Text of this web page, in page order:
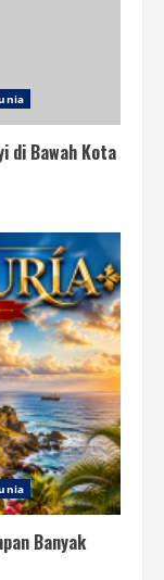
di Bawah Kota
Banyak